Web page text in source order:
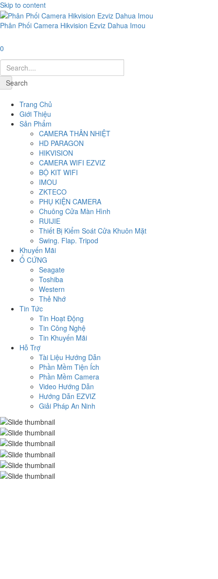
Skip to content
Phân Phối Camera Hikvision Ezviz Dahua Imou
0
Search
Trang Chủ
Giới Thiệu
Sản Phẩm
CAMERA THÂN NHIỆT
HD PARAGON
HIKVISION
CAMERA WIFI EZVIZ
BỘ KIT WIFI
IMOU
ZKTECO
PHỤ KIỆN CAMERA
Chuông Cửa Màn Hình
RUIJIE
Thiết Bị Kiểm Soát Cửa Khuôn Mặt
Swing. Flap. Tripod
Khuyến Mãi
Ổ CỨNG
Seagate
Toshiba
Western
Thẻ Nhớ
Tin Tức
Tin Hoạt Động
Tin Công Nghệ
Tin Khuyến Mãi
Hỗ Trợ
Tài Liệu Hướng Dẫn
Phần Mềm Tiện Ích
Phần Mềm Camera
Video Hướng Dẫn
Hướng Dẫn EZVIZ
Giải Pháp An Ninh